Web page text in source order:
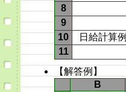
8
9
10
日給計算例
11
【解答例】
B